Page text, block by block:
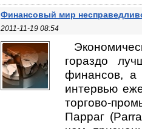
Финансовый мир
2011-11-19 08:54
гораздо
финансов, а
интервью
торгово-
Парраг